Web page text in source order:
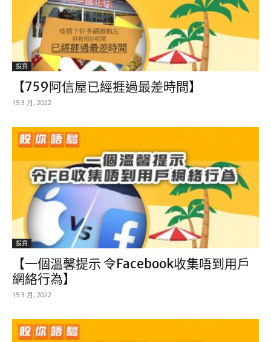
投資
【759阿信屋已經捱過最差時間】
15 3 月, 2022
投資
【一個溫馨提示 令Facebook收集唔到用戶
網絡行為】
15 3 月, 2022